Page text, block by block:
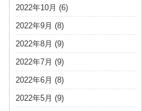
2022年10月 (6)
2022年9月 (8)
2022年8月 (9)
2022年7月 (9)
2022年6月 (8)
2022年5月 (9)